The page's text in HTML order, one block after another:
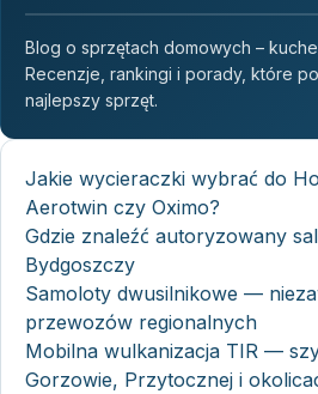
Blog o sprzętach domowych –
Recenzje, rankingi i porady, które
najlepszy sprzęt.
Jakie wycieraczki wybrać do
Aerotwin czy Oximo?
Gdzie znaleźć autoryzowany
Bydgoszczy
Samoloty dwusilnikowe —
przewozów regionalnych
Mobilna wulkanizacja TIR —
Gorzowie, Przytocznej i